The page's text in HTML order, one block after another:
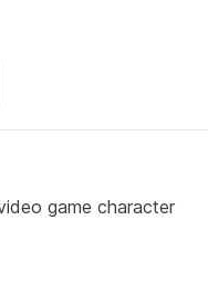
game character